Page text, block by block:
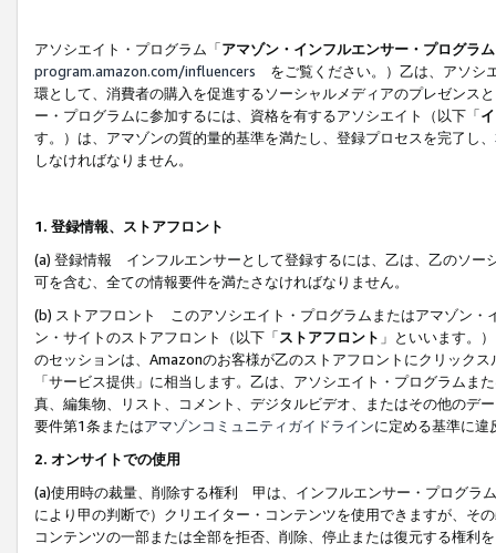
アソシエイト・プログラム「アマゾン・インフルエンサー・プログラム
program.amazon.com/influencers をご覧ください。）乙は、アソシ
環として、消費者の購入を促進するソーシャルメディアのプレゼンス
ー・プログラムに参加するには、資格を有するアソシエイト（以下「
す。）は、アマゾンの質的量的基準を満たし、登録プロセスを完了し、
しなければなりません。
1. 登録情報、ストアフロント
(a) 登録情報 インフルエンサーとして登録するには、乙は、乙のソー
可を含む、全ての情報要件を満たさなければなりません。
(b) ストアフロント このアソシエイト・プログラムまたはアマゾン・
ン・サイトのストアフロント（以下「ストアフロント 」といいます。
のセッションは、Amazonのお客様が乙のストアフロントにクリック
「サービス提供」に相当します。乙は、アソシエイト・プログラム
真、編集物、リスト、コメント、デジタルビデオ、またはその他のデ
要件第1条またはアマゾンコミュニティガイドラインに定める基準に違
2. オンサイトでの使用
(a)使用時の裁量、削除する権利 甲は、インフルエンサー・プログラ
により甲の判断で）クリエイター・コンテンツを使用できますが、そ
コンテンツの一部または全部を拒否、削除、停止または復元する権利